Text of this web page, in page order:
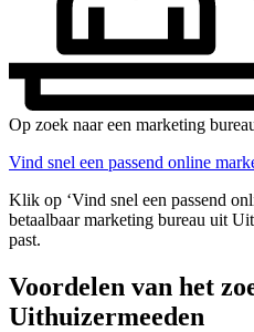
Op zoek naar een marketing
Vind snel een passend online
Klik op ‘Vind snel een passend
betaalbaar marketing bureau uit
past.
Voordelen van het
Uithuizermeeden